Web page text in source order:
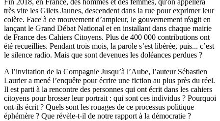
Fin 2018, en France, des hommes et des femmes, qu'on appellera
très vite les Gilets Jaunes, descendent dans la rue pour exprimer leur
colère. Face à ce mouvement d’ampleur, le gouvernement réagit en
lançant le Grand Débat National et en installant dans chaque mairie
de France des Cahiers Citoyens. Plus de 400 000 contributions ont
été recueillies. Pendant trois mois, la parole s’est libérée, puis... c’est
le silence radio. Mais que sont devenues les doléances perdues ?
A l’invitation de la Compagnie Jusqu’à l’Aube, l’auteur Sébastien
Laurier a mené l’enquête pour écrire une fiction au plus près du réel.
Il est parti à la rencontre des personnes qui ont écrit dans les cahiers
citoyens pour brosser leur portrait : qui sont ces individus ? Pourquoi
ont-ils écrit ? Quels sont les rouages de ce processus politique
éphémère ? Que révèle-t-il de notre rapport à la démocratie ?